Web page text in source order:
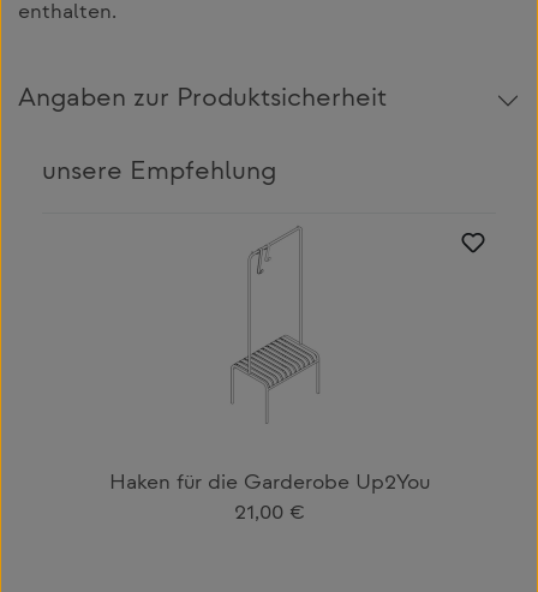
enthalten.
Angaben zur Produktsicherheit
unsere Empfehlung
Haken für die Garderobe Up2You
Regulärer Preis:
21,00 €